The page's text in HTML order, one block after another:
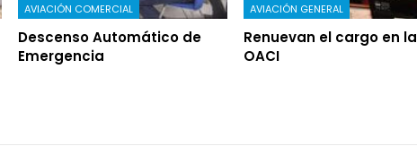
AVIACIÓN COMERCIAL
Descenso Automático de
Emergencia
AVIACIÓN GENERAL
Renuevan el cargo en la
OACI